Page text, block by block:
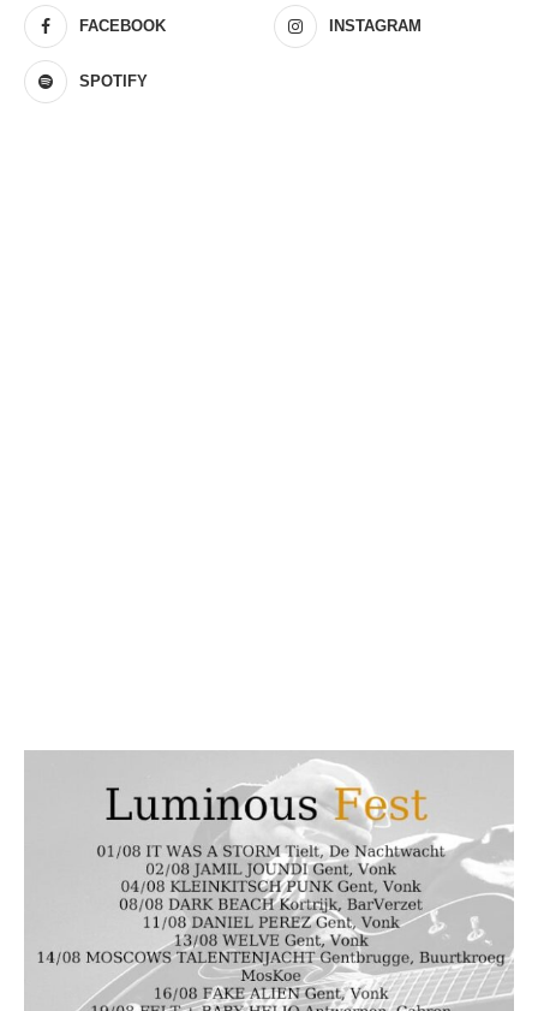
FACEBOOK INSTAGRAM
SPOTIFY